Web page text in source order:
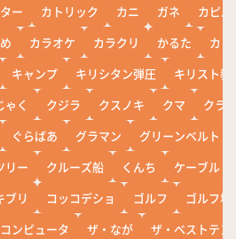
ー カトリック カニ ガネ
カピバ
カラオケ カラクリ かるた
カレ
キャンプ キリシタン弾圧
キリスト教
ゃく クジラ クスノキ クマ
クラ
ぐらばあ グラマン
グリーンベルト
リー クルーズ船 くんち
ケーブル
ブリ コッコデショ ゴルフ
ゴルフ場
コンピュータ ザ・なが
ザ・ベストテン